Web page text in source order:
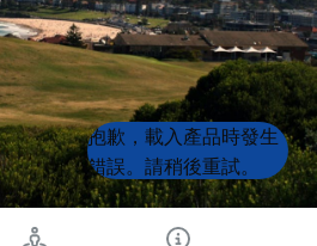
Product
List
Product
List
抱歉，載入產品時發生
錯誤。請稍後重試。